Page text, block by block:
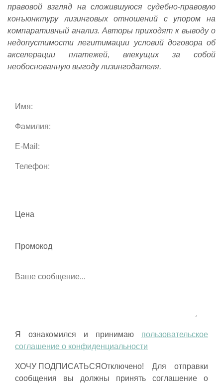
правовой взгляд на сложившуюся судебно-правовую
конъюнктуру лизинговых отношений с упором на
компаративный анализ. Авторы приходят к выводу о
недопустимости легитимации условий договора об
акселерации платежей, влекущих за собой
необоснованную выгоду лизингодателя.
Цена
Промокод
Я ознакомился и принимаю пользовательское
соглашение о конфиденциальности
Отключено! Для отправки
сообщения вы должны принять соглашение о